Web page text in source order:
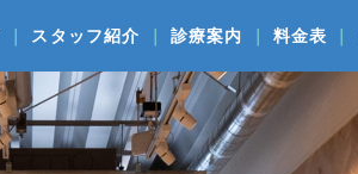
スタッフ紹介 診療案内 料金表